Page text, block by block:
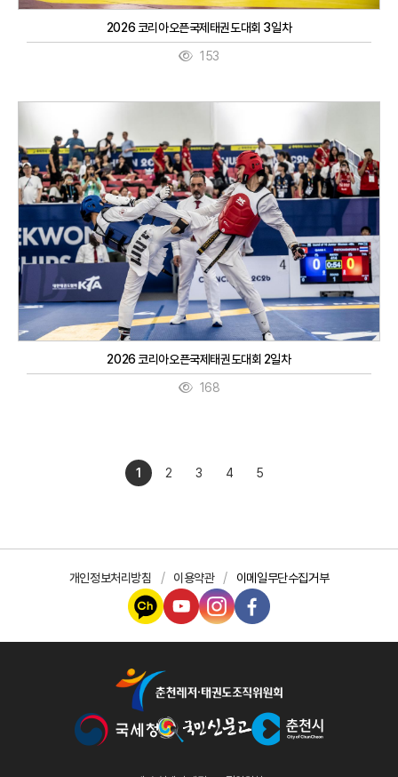
2026 코리아오픈국제태권도대회 3일차
153
2026 코리아오픈국제태권도대회 2일차
168
1 2 3 4 5
개인정보처리방침 이용약관 이메일무단수집거부